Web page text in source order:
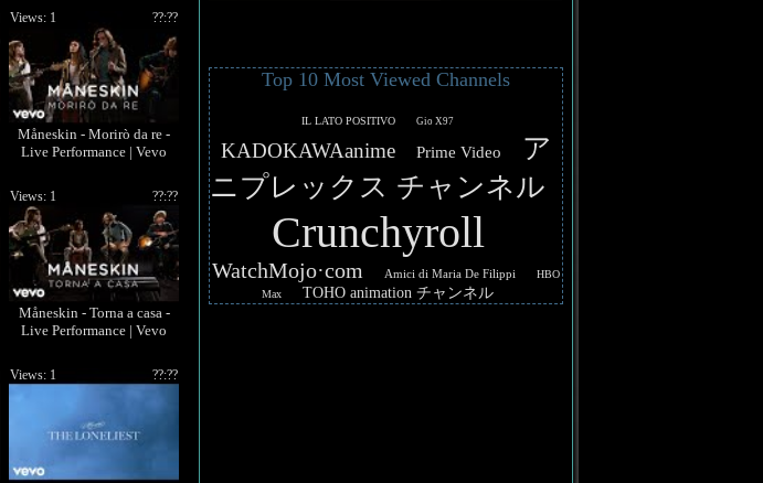
Måneskin - Morirò da re -
Live Performance | Vevo
??:??
Views: 1
Måneskin - Torna a casa -
Live Performance | Vevo
??:??
Views: 1
??:??
Views: 1
Top 10 Most Viewed Channels
IL LATO POSITIVO Gio X97
KADOKAWAanime Prime Video
ア
ニプレックス チャンネル
Crunchyroll
WatchMojo·com Amici di Maria De Filippi
HBO
Max
TOHO animation チャンネル